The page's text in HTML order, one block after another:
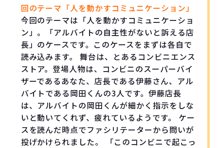
回のテーマ「人を動かすコミュニケーション」
今回のテーマは「人を動かすコミュニケーショ
ン」。「アルバイトの自主性がないと訴える店
長」のケースです。このケースをまずは各自で
読み込みます。 舞台は、とあるコンビニエンス
ストア。登場人物は、コンビニのスーパーバイ
ザーであるあなた、店長である伊藤さん、アル
バイトである岡田くんの3人です。伊藤店長
は、アルバイトの岡田くんが細かく指示をしな
いと動いてくれず、疲れているようです。 ケー
スを読んだ時点でファシリテーターから問いが
投げかけられました。 「このコンビニで起こっ